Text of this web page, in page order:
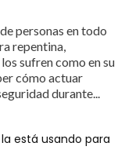
personas en todo
repentina,
sufren como en su
cómo actuar
durante...
está usando para